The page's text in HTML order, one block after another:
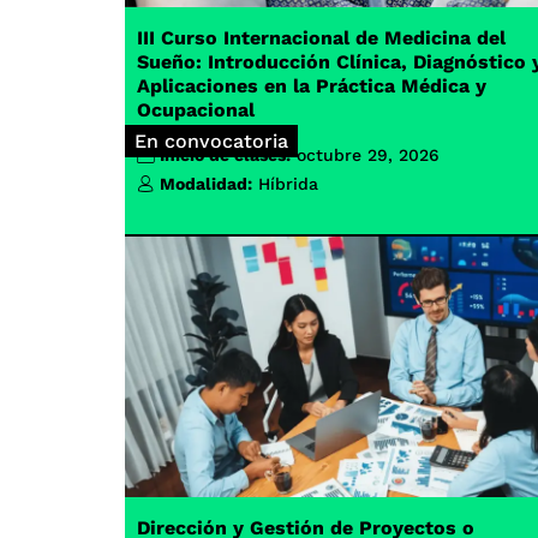
En convocatoria
III Curso Internacional de Medicina del
Sueño: Introducción Clínica, Diagnóstico
Aplicaciones en la Práctica Médica y
Ocupacional
Inicio de clases: octubre 29, 2026
Modalidad: Híbrida
Dirección y Gestión de Proyectos o